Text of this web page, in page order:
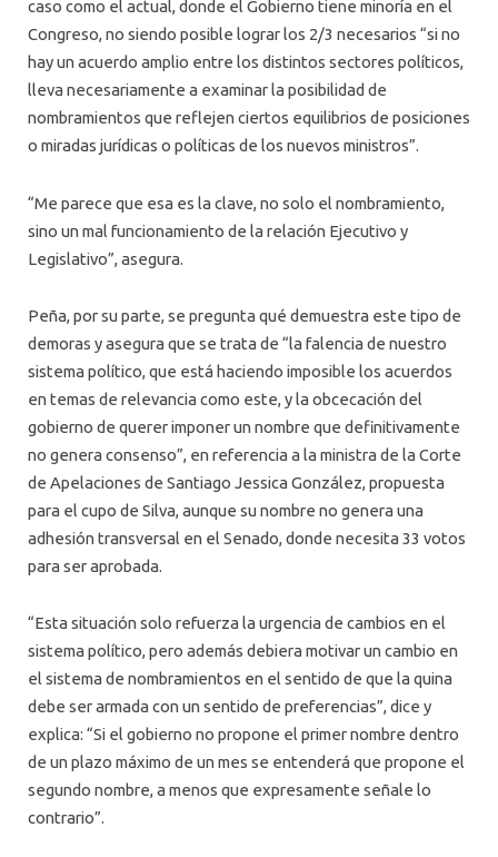
caso como el actual, donde el Gobierno tiene minoría en el
Congreso, no siendo posible lograr los 2/3 necesarios “si no
hay un acuerdo amplio entre los distintos sectores políticos,
lleva necesariamente a examinar la posibilidad de
nombramientos que reflejen ciertos equilibrios de posiciones
o miradas jurídicas o políticas de los nuevos ministros”.
“Me parece que esa es la clave, no solo el nombramiento,
sino un mal funcionamiento de la relación Ejecutivo y
Legislativo”, asegura.
Peña, por su parte, se pregunta qué demuestra este tipo de
demoras y asegura que se trata de “la falencia de nuestro
sistema político, que está haciendo imposible los acuerdos
en temas de relevancia como este, y la obcecación del
gobierno de querer imponer un nombre que definitivamente
no genera consenso”, en referencia a la ministra de la Corte
de Apelaciones de Santiago Jessica González, propuesta
para el cupo de Silva, aunque su nombre no genera una
adhesión transversal en el Senado, donde necesita 33 votos
para ser aprobada.
“Esta situación solo refuerza la urgencia de cambios en el
sistema político, pero además debiera motivar un cambio en
el sistema de nombramientos en el sentido de que la quina
debe ser armada con un sentido de preferencias”, dice y
explica: “Si el gobierno no propone el primer nombre dentro
de un plazo máximo de un mes se entenderá que propone el
segundo nombre, a menos que expresamente señale lo
contrario”.